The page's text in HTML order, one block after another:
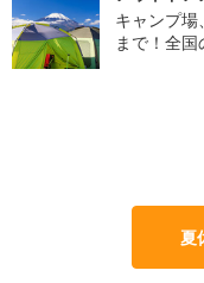
キャンプ
まで！全
夏